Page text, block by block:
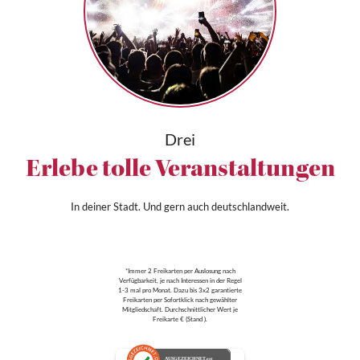
Drei
Erlebe tolle Veranstaltungen
In deiner Stadt. Und gern auch deutschlandweit.
*Immer 2 Freikarten per Auslosung nach
Verfügbarkeit, je nach Interessen in der Regel
1-3 mal pro Monat. Dazu bis 3x2 garantierte
Freikarten per Sofortklick nach gewählter
Mitgliedschaft. Durchschnittlicher Wert je
Freikarte € (Stand ).
AUSGEZEICHNET.org